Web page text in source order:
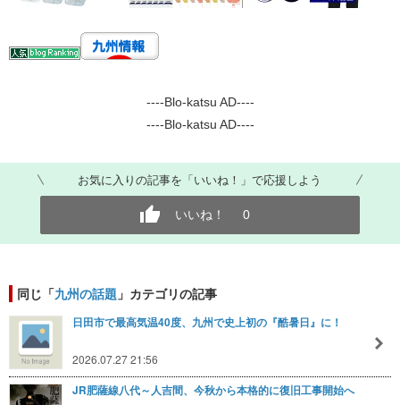
----Blo-katsu AD----
----Blo-katsu AD----
お気に入りの記事を「いいね！」で応援しよう
いいね！ 0
同じ「九州の話題 」カテゴリの記事
日田市で最高気温40度、九州で史上初の『酷暑日』に！
2026.07.27 21:56
JR肥薩線八代～人吉間、今秋から本格的に復旧工事開始へ